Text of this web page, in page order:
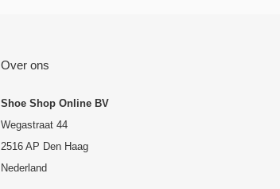
Over ons
Shoe Shop Online BV
Wegastraat 44
2516 AP Den Haag
Nederland